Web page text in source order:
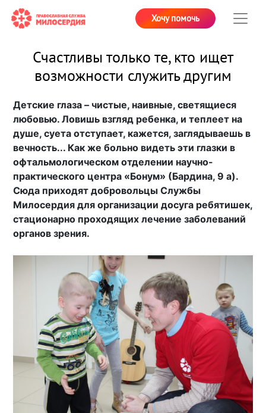
Хочу помочь
Счастливы только те, кто ищет
возможности служить другим
Детские глаза – чистые, наивные, светящиеся
любовью. Ловишь взгляд ребенка, и теплеет на
душе, суета отступает, кажется, заглядываешь в
вечность... Как же больно видеть эти глазки в
офтальмологическом отделении научно-
практического центра «Бонум» (Бардина, 9 а).
Сюда приходят добровольцы Службы
Милосердия для организации досуга ребятишек,
стационарно проходящих лечение заболеваний
органов зрения.